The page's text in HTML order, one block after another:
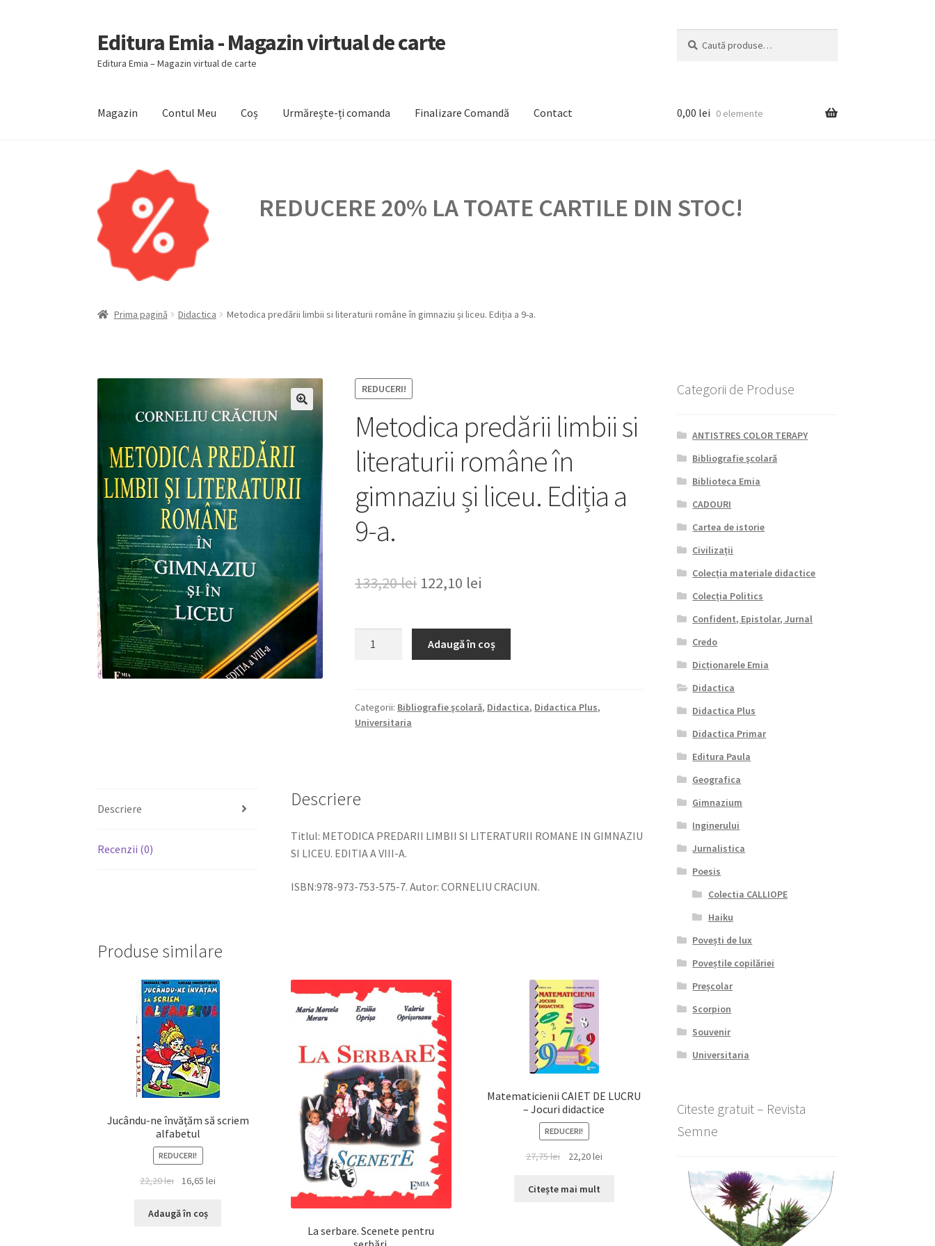
Sari
la
navigare
Sari
la
conținut
Editura Emia - Magazin virtual de carte
Editura Emia – Magazin virtual de carte
după:
Magazin Contul Meu Coș Urmărește-ți comanda Finalizare Comandă Contact 0,00 lei 0 elemente
REDUCERE 20% LA TOATE CARTILE DIN STOC!
Prima pagină Didactica Metodica predării limbii si literaturii române în gimnaziu și liceu. Ediția a 9-a.
REDUCERI!
Metodica predării limbii si
literaturii române în
gimnaziu și liceu. Ediția a
9-a.
133,20lei Prețul
a
fost:
122,10 lei
este:
122,10 lei.
si
literaturii
și
a.
Adaugă în coș
Categorii: Bibliografie şcolară, Didactica, Didactica Plus,
Universitaria
Descriere
Recenzii (0)
Descriere
Titlul: METODICA PREDARII LIMBII SI LITERATURII ROMANE IN GIMNAZIU
SI LICEU. EDITIA A VIII-A.
ISBN:978-973-753-575-7. Autor: CORNELIU CRACIUN.
Produse similare
Jucându-ne învățăm să scriem
alfabetul
REDUCERI!
22,20lei
Prețul
a
16,65lei
Adaugă în coș
La serbare. Scenete pentru
Matematicienii CAIET DE LUCRU
– Jocuri didactice
REDUCERI!
27,75lei
Prețul
a
22,20leiPrețul
Citește mai mult
Categorii de Produse
ANTISTRES COLOR TERAPY
Bibliografie şcolară
Biblioteca Emia
CADOURI
Cartea de istorie
Civilizații
Colecția materiale didactice
Colecția Politics
Confident, Epistolar, Jurnal
Credo
Dicționarele Emia
Didactica
Didactica Plus
Didactica Primar
Editura Paula
Geografica
Gimnazium
Inginerului
Jurnalistica
Poesis
Colectia CALLIOPE
Haiku
Povești de lux
Poveștile copilăriei
Preșcolar
Scorpion
Souvenir
Universitaria
Citeste gratuit – Revista
Semne